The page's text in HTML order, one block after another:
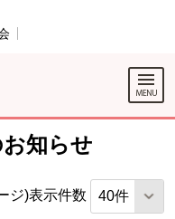
知らせ
ジ)表示件数